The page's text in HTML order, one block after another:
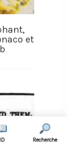
et
Recherche